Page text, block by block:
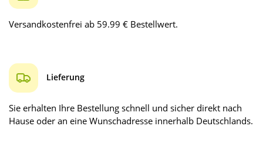
Versandkostenfrei ab 59.99 € Bestellwert.
Lieferung
Sie erhalten Ihre Bestellung schnell und sicher direkt nach
Hause oder an eine Wunschadresse innerhalb Deutschlands.